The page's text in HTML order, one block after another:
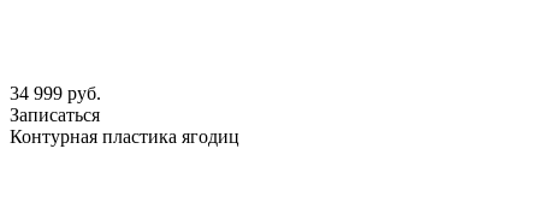
34 999 руб.
Записаться
Контурная пластика ягодиц